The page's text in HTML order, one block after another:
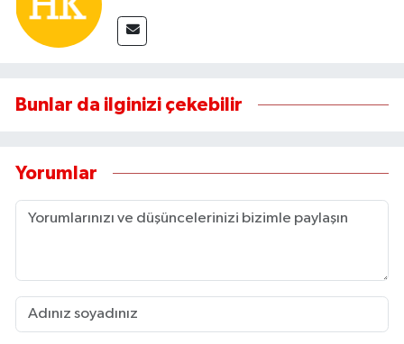
Bunlar da ilginizi çekebilir
Yorumlar